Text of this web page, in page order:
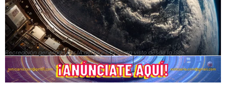
Recreación generada por IA del planeta Tierra visto desde la ISS.